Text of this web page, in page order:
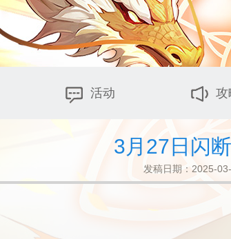
活动 攻
3月27日闪
发稿日期：2025-